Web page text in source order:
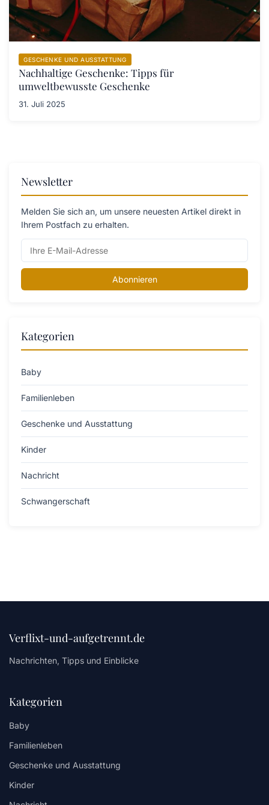
GESCHENKE UND AUSSTATTUNG
Nachhaltige Geschenke: Tipps für
umweltbewusste Geschenke
31. Juli 2025
Newsletter
Melden Sie sich an, um unsere neuesten Artikel direkt in
Ihrem Postfach zu erhalten.
Abonnieren
Kategorien
Baby
Familienleben
Geschenke und Ausstattung
Kinder
Nachricht
Schwangerschaft
Verflixt-und-aufgetrennt.de
Nachrichten, Tipps und Einblicke
Kategorien
Baby
Familienleben
Geschenke und Ausstattung
Kinder